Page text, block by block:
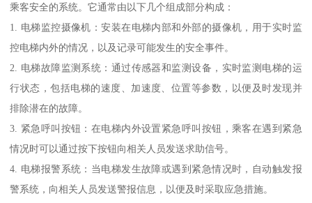
乘客安全的系统。它通常由以下几个组成部分构成：
1. 电梯监控摄像机：安装在电梯内部和外部的摄像机，用于实时监
控电梯内外的情况，以及记录可能发生的安全事件。
2. 电梯故障监测系统：通过传感器和监测设备，实时监测电梯的运
行状态，包括电梯的速度、加速度、位置等参数，以便及时发现并
排除潜在的故障。
3. 紧急呼叫按钮：在电梯内外设置紧急呼叫按钮，乘客在遇到紧急
情况时可以通过按下按钮向相关人员发送求助信号。
4. 电梯报警系统：当电梯发生故障或遇到紧急情况时，自动触发报
警系统，向相关人员发送警报信息，以便及时采取应急措施。